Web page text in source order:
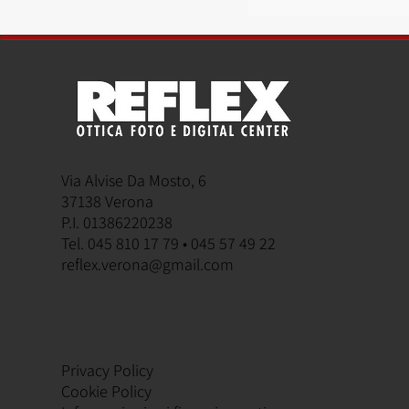
Via Alvise Da Mosto, 6
37138 Verona
P.I. 01386220238
Tel. 045 810 17 79 • 045 57 49 22
reflex.verona@gmail.com
Privacy Policy
Cookie Policy